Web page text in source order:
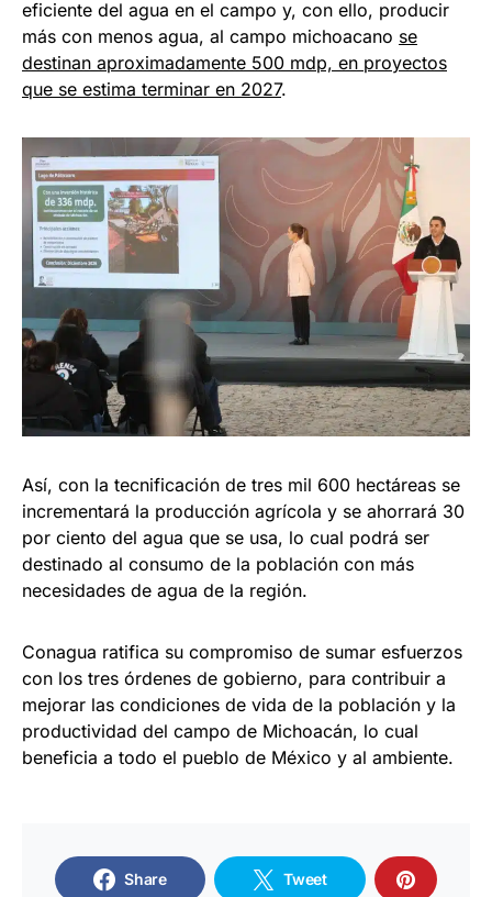
eficiente del agua en el campo y, con ello, producir
más con menos agua, al campo michoacano se
destinan aproximadamente 500 mdp, en proyectos
que se estima terminar en 2027.
Así, con la tecnificación de tres mil 600 hectáreas se
incrementará la producción agrícola y se ahorrará 30
por ciento del agua que se usa, lo cual podrá ser
destinado al consumo de la población con más
necesidades de agua de la región.
Conagua ratifica su compromiso de sumar esfuerzos
con los tres órdenes de gobierno, para contribuir a
mejorar las condiciones de vida de la población y la
productividad del campo de Michoacán, lo cual
beneficia a todo el pueblo de México y al ambiente.
Share Tweet